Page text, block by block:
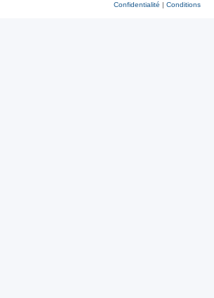
Confidentialité | Conditions